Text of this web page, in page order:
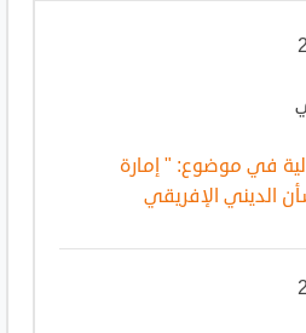
في موضوع: " إمارة
الديني الإفريقي